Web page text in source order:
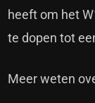
heeft om het
te dopen tot
Meer weten